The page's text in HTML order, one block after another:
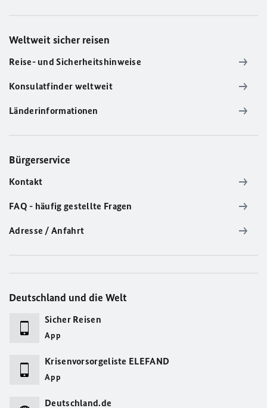
Weltweit sicher reisen
Reise- und Sicherheitshinweise
Konsulatfinder weltweit
Länderinformationen
Bürgerservice
Kontakt
FAQ - häufig gestellte Fragen
Adresse / Anfahrt
Deutschland und die Welt
Sicher Reisen
App
Krisenvorsorgeliste ELEFAND
App
Deutschland.de